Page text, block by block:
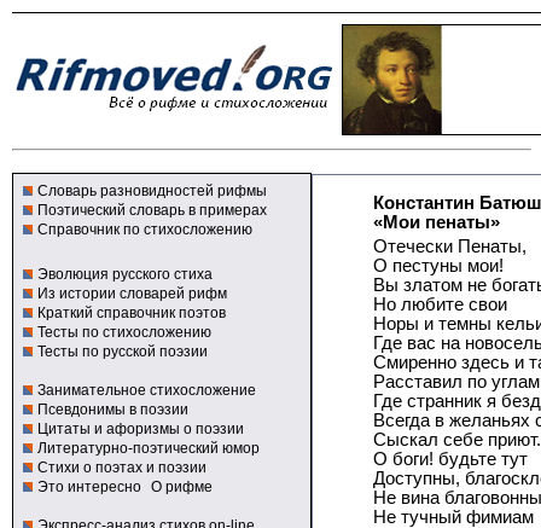
Словарь разновидностей рифмы
Поэтический словарь в примерах
Справочник по стихосложению
Эволюция русского стиха
Из истории словарей рифм
Краткий справочник поэтов
Тесты по стихосложению
Тесты по русской поэзии
Занимательное стихосложение
Псевдонимы в поэзии
Цитаты и афоризмы о поэзии
Литературно-поэтический юмор
Стихи о поэтах и поэзии
Это интересно О рифме
Константин
«Мои пенаты»
Отечески Пенаты,
О пестуны мои!
Вы златом не
Но любите свои
Норы и темны
Где вас на
Смиренно здесь и
Расставил по
Где странник я
Всегда в желаньях
Сыскал себе приют.
О боги! будьте тут
Доступны,
Не вина
Не тучный фимиам